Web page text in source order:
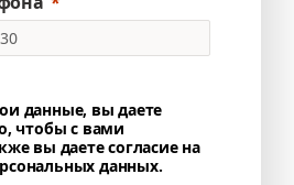
данные, вы даете
чтобы с вами
вы даете согласие на
данных.